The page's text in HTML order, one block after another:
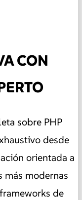
CON
sobre PHP
desde
orientada a
más modernas
de